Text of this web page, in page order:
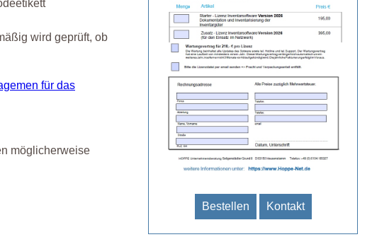
wird geprüft, ob
für das
möglicherweise
Bestellen Kontakt